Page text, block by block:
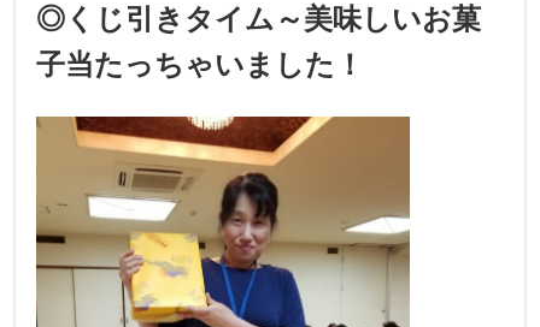
◎くじ引きタイム～美味しいお菓
子当たっちゃいました！